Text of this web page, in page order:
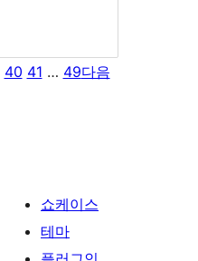
40 41 … 49다음
쇼케이스
테마